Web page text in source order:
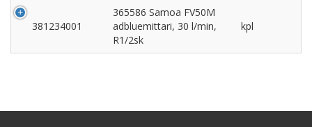
381234001
365586 Samoa FV50M
adbluemittari, 30 l/min,
R1/2sk
kpl